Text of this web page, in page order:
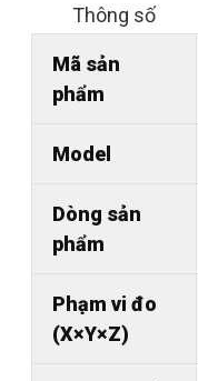
Thông số
Mã sản
phẩm
Model
Dòng sản
phẩm
Phạm vi đo
(X×Y×Z)